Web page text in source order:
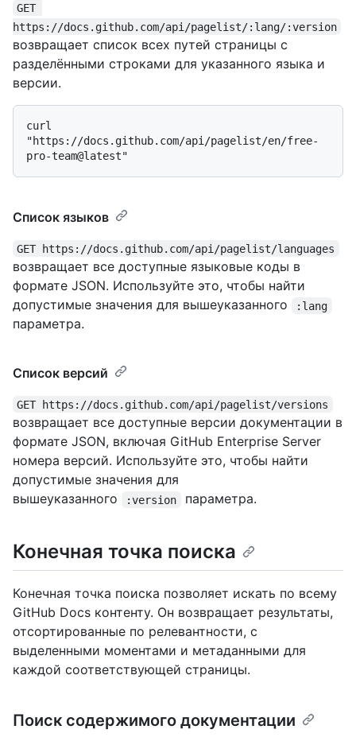
GET
https://docs.github.com/api/pagelist/:lang/:version
возвращает список всех путей страницы с
разделёнными строками для указанного языка и
версии.
curl
"https://docs.github.com/api/pagelist/en/free-
Список языков
GET https://docs.github.com/api/pagelist/languages
возвращает все доступные языковые коды в
формате JSON. Используйте это, чтобы найти
допустимые значения для вышеуказанного
:lang
параметра.
Список версий
GET https://docs.github.com/api/pagelist/versions
возвращает все доступные версии документации в
формате JSON, включая GitHub Enterprise Server
номера версий. Используйте это, чтобы найти
допустимые значения для
вышеуказанного
:version параметра.
Конечная точка поиска
Конечная точка поиска позволяет искать по всему
GitHub Docs контенту. Он возвращает результаты,
отсортированные по релевантности, с
выделенными моментами и метаданными для
каждой соответствующей страницы.
Поиск содержимого документации